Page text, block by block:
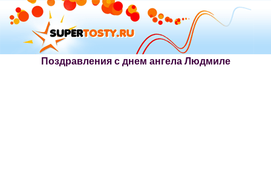
Поздравления с днем ангела Людмиле